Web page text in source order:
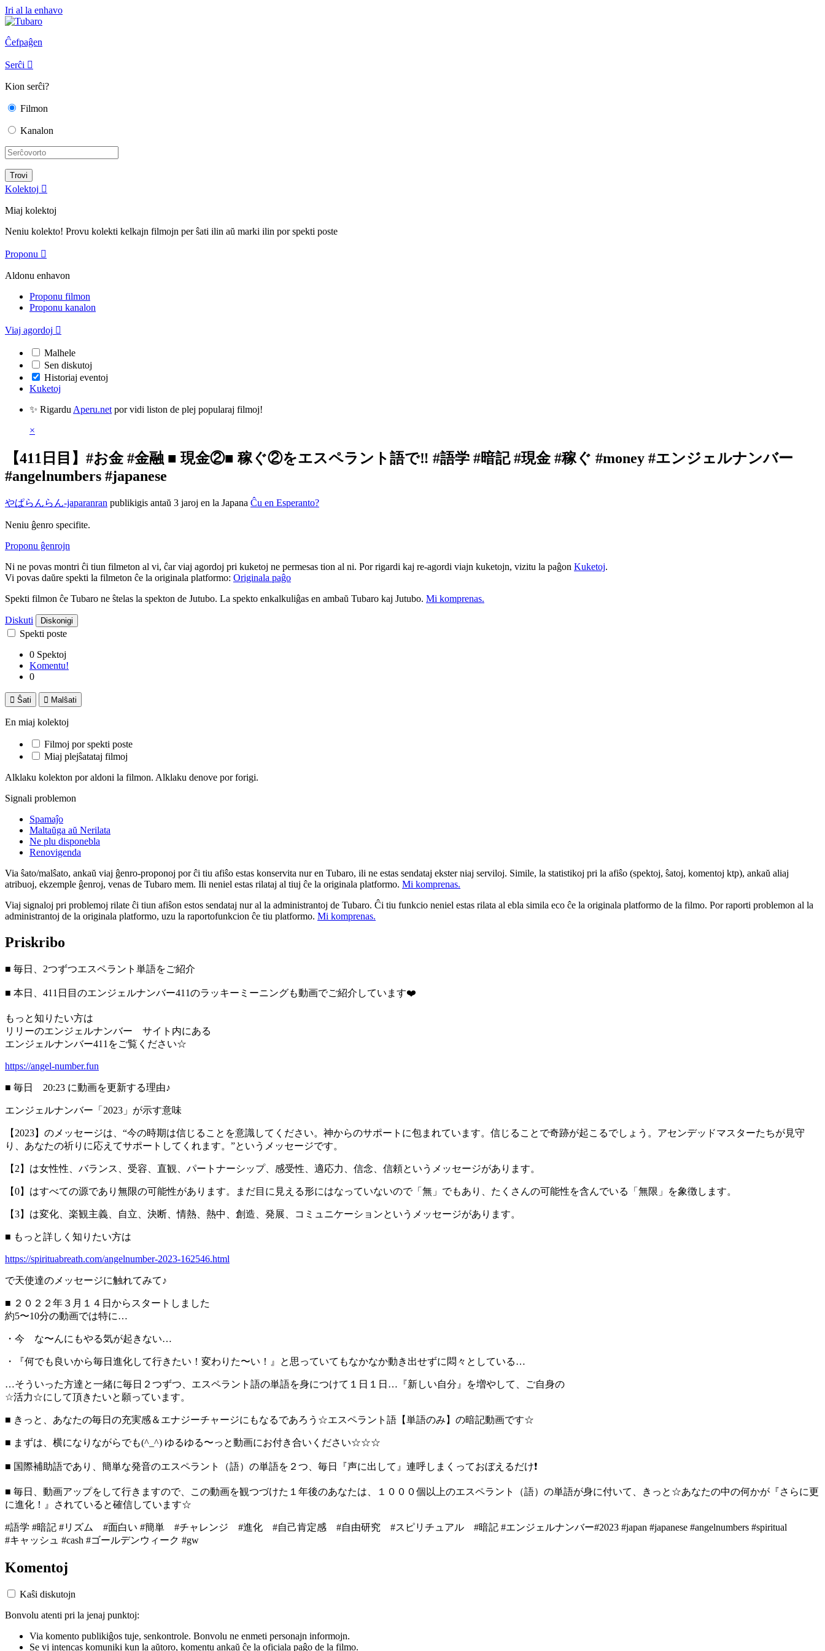
Iri al la enhavo
Ĉefpaĝen
Serĉi 
Kion serĉi?
Filmon
Kanalon
Kolektoj 
Miaj kolektoj
Neniu kolekto! Provu kolekti kelkajn filmojn per ŝati ilin aŭ marki ilin por spekti poste
Proponu 
Aldonu enhavon
Proponu filmon
Proponu kanalon
Viaj agordoj 
Malhele
Sen diskutoj
Historiaj eventoj
Kuketoj
✨ Rigardu Aperu.net por vidi liston de plej popularaj filmoj!
×
【411日目】#お金 #金融 ■ 現金②■ 稼ぐ②をエスペラント語で‼️ #語学 #暗記 #現金 #稼ぐ #money #エンジェルナンバー
#angelnumbers #japanese
やぱらんらん-japaranran publikigis antaŭ 3 jaroj en la Japana Ĉu en Esperanto?
Neniu ĝenro specifite.
Proponu ĝenrojn
Ni ne povas montri ĉi tiun filmeton al vi, ĉar viaj agordoj pri kuketoj ne permesas tion al ni. Por rigardi kaj re-agordi viajn kuketojn, vizitu la paĝon Kuketoj.
Vi povas daŭre spekti la filmeton ĉe la originala platformo: Originala paĝo
Spekti filmon ĉe Tubaro ne ŝtelas la spekton de Jutubo. La spekto enkalkuliĝas en ambaŭ Tubaro kaj Jutubo. Mi komprenas.
Diskuti Diskonigi
Spekti poste
0 Spektoj
Komentu!
0
 Ŝati  Malŝati
En miaj kolektoj
Filmoj por spekti poste
Miaj plejŝatataj filmoj
Alklaku kolekton por aldoni la filmon. Alklaku denove por forigi.
Signali problemon
Spamaĵo
Maltaŭga aŭ Nerilata
Ne plu disponebla
Renovigenda
Via ŝato/malŝato, ankaŭ viaj ĝenro-proponoj por ĉi tiu afiŝo estas konservita nur en Tubaro, ili ne estas sendataj ekster niaj serviloj. Simile, la statistikoj pri la afiŝo (spektoj, ŝatoj, komentoj ktp), ankaŭ aliaj
atribuoj, ekzemple ĝenroj, venas de Tubaro mem. Ili neniel estas rilataj al tiuj ĉe la originala platformo. Mi komprenas.
Viaj signaloj pri problemoj rilate ĉi tiun afiŝon estos sendataj nur al la administrantoj de Tubaro. Ĉi tiu funkcio neniel estas rilata al ebla simila eco ĉe la originala platformo de la filmo. Por raporti problemon al la
administrantoj de la originala platformo, uzu la raportofunkcion ĉe tiu platformo. Mi komprenas.
Priskribo
■ 毎日、2つずつエスペラント単語をご紹介
■ 本日、411日目のエンジェルナンバー411のラッキーミーニングも動画でご紹介しています❤️
もっと知りたい方は
リリーのエンジェルナンバー サイト内にある
エンジェルナンバー411をご覧ください☆
https://angel-number.fun
■ 毎日 20:23 に動画を更新する理由♪
エンジェルナンバー「2023」が示す意味
【2023】のメッセージは、“今の時期は信じることを意識してください。神からのサポートに包まれています。信じることで奇跡が起こるでしょう。アセンデッドマスターたちが見守
り、あなたの祈りに応えてサポートしてくれます。”というメッセージです。
【2】は女性性、バランス、受容、直観、パートナーシップ、感受性、適応力、信念、信頼というメッセージがあります。
【0】はすべての源であり無限の可能性があります。まだ目に見える形にはなっていないので「無」でもあり、たくさんの可能性を含んでいる「無限」を象徴します。
【3】は変化、楽観主義、自立、決断、情熱、熱中、創造、発展、コミュニケーションというメッセージがあります。
■ もっと詳しく知りたい方は
https://spirituabreath.com/angelnumber-2023-162546.html
で天使達のメッセージに触れてみて♪
■ ２０２２年３月１４日からスタートしました
約5〜10分の動画では特に…
・今 な〜んにもやる気が起きない…
・『何でも良いから毎日進化して行きたい！変わりた〜い！』と思っていてもなかなか動き出せずに悶々としている…
…そういった方達と一緒に毎日２つずつ、エスペラント語の単語を身につけて１日１日…『新しい自分』を増やして、ご自身の
☆活力☆にして頂きたいと願っています。
■ きっと、あなたの毎日の充実感＆エナジーチャージにもなるであろう☆エスペラント語【単語のみ】の暗記動画です☆
■ まずは、横になりながらでも(^_^) ゆるゆる〜っと動画にお付き合いください☆☆☆
■ 国際補助語であり、簡単な発音のエスペラント（語）の単語を２つ、毎日『声に出して』連呼しまくっておぼえるだけ❗️
■ 毎日、動画アップをして行きますので、この動画を観つづけた１年後のあなたは、１０００個以上のエスペラント（語）の単語が身に付いて、きっと☆あなたの中の何かが『さらに更
に進化！』されていると確信しています☆
#語学 #暗記 #リズム #面白い #簡単 #チャレンジ #進化 #自己肯定感 #自由研究 #スピリチュアル #暗記 #エンジェルナンバー#2023 #japan #japanese #angelnumbers #spiritual
#キャッシュ #cash #ゴールデンウィーク #gw
Komentoj
Kaŝi diskutojn
Bonvolu atenti pri la jenaj punktoj:
Via komento publikiĝos tuje, senkontrole. Bonvolu ne enmeti personajn informojn.
Se vi intencas komuniki kun la aŭtoro, komentu ankaŭ ĉe la oficiala paĝo de la filmo.